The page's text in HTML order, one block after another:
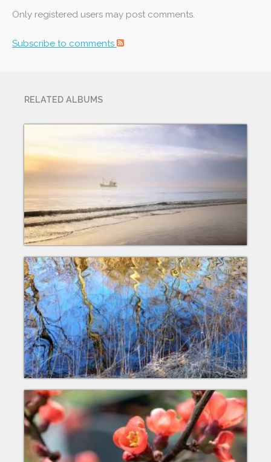
Only registered users may post comments.
Subscribe to comments
RELATED ALBUMS